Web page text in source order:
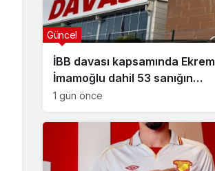
İBB davası kapsamında Ekrem
İmamoğlu dahil 53 sanığın
tutukluluğuna devam kararı
1 gün önce
Güncel